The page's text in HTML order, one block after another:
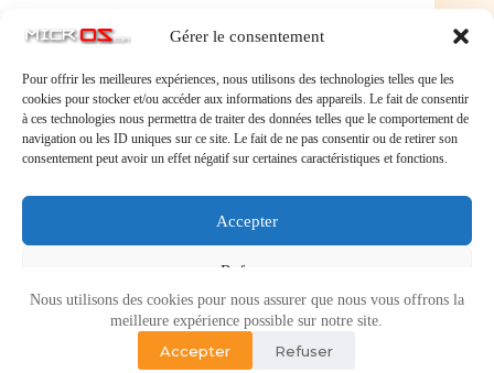
Gérer le consentement
Pour offrir les meilleures expériences, nous utilisons des technologies telles que les
cookies pour stocker et/ou accéder aux informations des appareils. Le fait de consentir
à ces technologies nous permettra de traiter des données telles que le comportement de
navigation ou les ID uniques sur ce site. Le fait de ne pas consentir ou de retirer son
consentement peut avoir un effet négatif sur certaines caractéristiques et fonctions.
Accepter
Refuser
Voir les préférences
Politique de cookiesPolitique de confidentialité
Nous utilisons des cookies pour nous assurer que nous vous offrons la
meilleure expérience possible sur notre site.
Accepter Refuser
MSI Vigor GK20 Clavier gamer - Touches
ergonomiques - Rétroéclairage RGB - Résistant aux
projections d'eau - Coloris noir - AZERTY, Français
MSI Vigor GK20
Rétroéclairage RGB – Résistant aux projections d’eau
– Coloris noir – AZERTY, Français